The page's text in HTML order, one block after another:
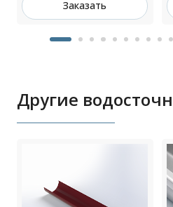
Заказать
Другие